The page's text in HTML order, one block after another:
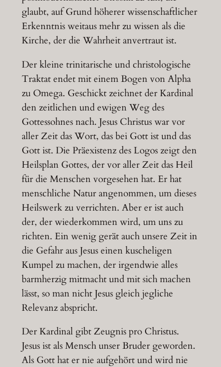
glaubt, auf Grund höherer wissenschaftlicher
Erkenntnis weitaus mehr zu wissen als die
Kirche, der die Wahrheit anvertraut ist.
Der kleine trinitarische und christologische
Traktat endet mit einem Bogen von Alpha
zu Omega. Geschickt zeichnet der Kardinal
den zeitlichen und ewigen Weg des
Gottessohnes nach. Jesus Christus war vor
aller Zeit das Wort, das bei Gott ist und das
Gott ist. Die Präexistenz des Logos zeigt den
Heilsplan Gottes, der vor aller Zeit das Heil
für die Menschen vorgesehen hat. Er hat
menschliche Natur angenommen, um dieses
Heilswerk zu verrichten. Aber er ist auch
der, der wiederkommen wird, um uns zu
richten. Ein wenig gerät auch unsere Zeit in
die Gefahr aus Jesus einen kuscheligen
Kumpel zu machen, der irgendwie alles
barmherzig mitmacht und mit sich machen
lässt, so man nicht Jesus gleich jegliche
Relevanz abspricht.
Der Kardinal gibt Zeugnis pro Christus.
Jesus ist als Mensch unser Bruder geworden.
Als Gott hat er nie aufgehört und wird nie